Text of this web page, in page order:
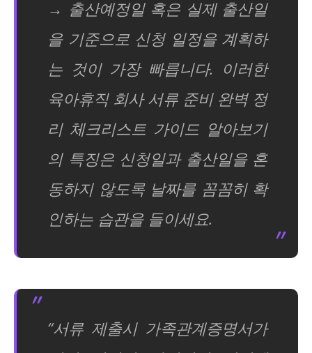
→ 출산예정일 혹은 실제 출산일
을 기준으로 신청 일정을 계획하
는 것이 가장 빠릅니다. 이러한
육아휴직 회사 서류 준비 완벽 정
리 체크리스트 가이드 알아보기
의 특징은 신청일과 출산일을 혼
동하지 않도록 날짜를 꼼꼼히 확
인하는 습관을 들이세요.
“서류 제출시 가족관계증명서가